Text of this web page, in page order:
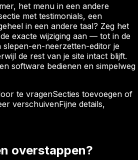
het menu in een andere
met testimonials, een
in een andere taal? Zeg het
exacte wijziging aan — tot in de
slepen-en-neerzetten-editor je
de rest van je site intact blijft.
software bedienen en simpelweg
te vragenSecties toevoegen of
verschuivenFijne details,
overstappen?